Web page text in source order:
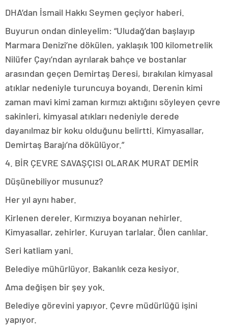
DHA’dan İsmail Hakkı Seymen geçiyor haberi.
Buyurun ondan dinleyelim: “Uludağ’dan başlayıp
Marmara Denizi’ne dökülen, yaklaşık 100 kilometrelik
Nilüfer Çayı’ndan ayrılarak bahçe ve bostanlar
arasından geçen Demirtaş Deresi, bırakılan kimyasal
atıklar nedeniyle turuncuya boyandı. Derenin kimi
zaman mavi kimi zaman kırmızı aktığını söyleyen çevre
sakinleri, kimyasal atıkları nedeniyle derede
dayanılmaz bir koku olduğunu belirtti. Kimyasallar,
Demirtaş Barajı’na dökülüyor.”
4. BİR ÇEVRE SAVAŞÇISI OLARAK MURAT DEMİR
Düşünebiliyor musunuz?
Her yıl aynı haber.
Kirlenen dereler. Kırmızıya boyanan nehirler.
Kimyasallar, zehirler. Kuruyan tarlalar. Ölen canlılar.
Seri katliam yani.
Belediye mühürlüyor. Bakanlık ceza kesiyor.
Ama değişen bir şey yok.
Belediye görevini yapıyor. Çevre müdürlüğü işini
yapıyor.